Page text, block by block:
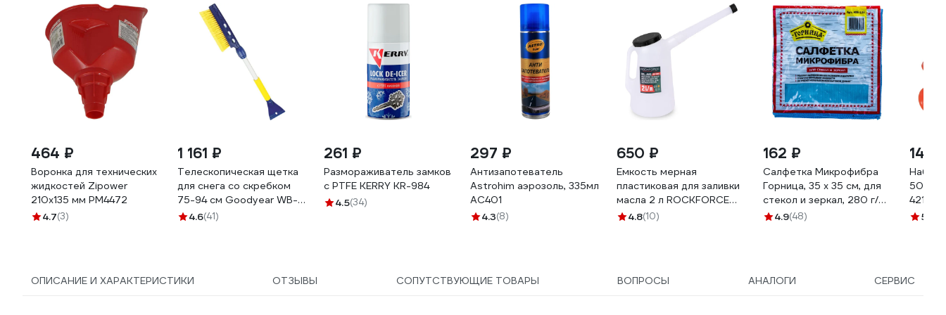
464 ₽
Воронка для технических
жидкостей Zipower
210х135 мм PM4472
4.7(3)
1 161 ₽
Телескопическая щетка
для снега со скребком
75-94 см Goodyear WB-
06 GY000206
4.6(41)
261 ₽
Размораживатель замков
с PTFE KERRY KR-984
4.5(34)
297 ₽
Антизапотеватель
Astrohim аэрозоль, 335мл
AC401
4.3(8)
650 ₽
Емкость мерная
пластиковая для заливки
масла 2 л ROCKFORCE
RF-887C002(17040)
4.8(10)
162 ₽
Салфетка Микрофибра
Горница, 35 x 35 см, для
стекол и зеркал, 280 г/
квм, в пакете с бумажной
4.9(48)
143
Набор
42104
5
ОПИСАНИЕ И ХАРАКТЕРИСТИКИ ОТЗЫВЫ СОПУТСТВУЮЩИЕ ТОВАРЫ ВОПРОСЫ АНАЛОГИ СЕРВИС